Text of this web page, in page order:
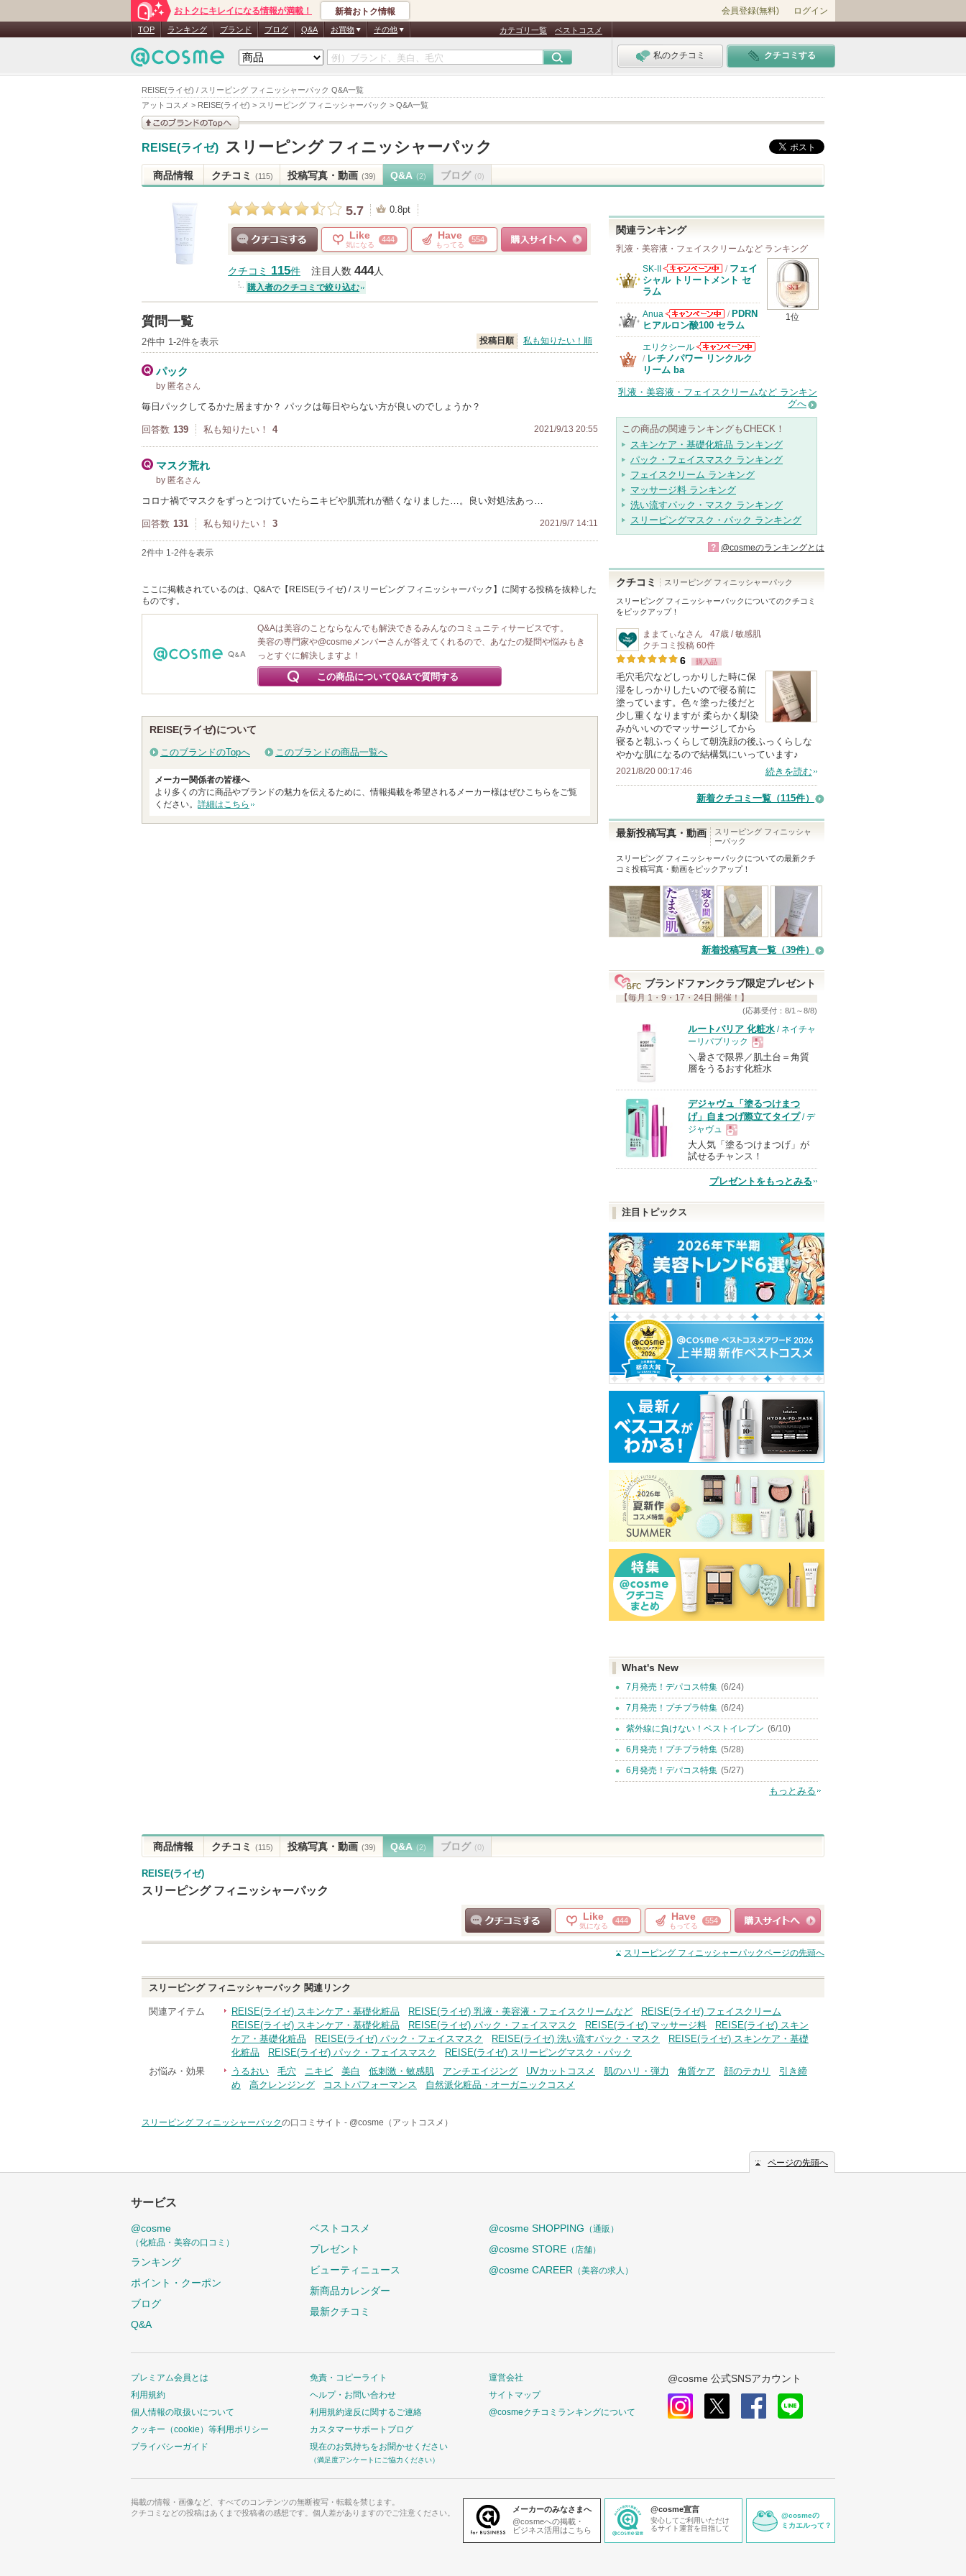
REISE(ライゼ) / スリーピング フィニッシャーパック Q&A一覧
アットコスメ > REISE(ライゼ) > スリーピング フィニッシャーパック > Q&A一覧
おトクにキレイになる情報が満載！ 新着おトク情報 会員登録(無料) ログイン
TOP ランキング ブランド ブログ Q&A お買物 その他 カテゴリ一覧 ベストコスメ
私のクチコミ クチコミする
REISE(ライゼ) スリーピング フィニッシャーパック
商品情報 クチコミ (115) 投稿写真・動画 (39) Q&A (2) ブログ (0)
5.7 0.8pt
Like
気になる
444 Have
もってる
554
クチコミ 115件 注目人数 444人
購入者のクチコミで絞り込む
質問一覧
2件中 1-2件を表示 投稿日順 私も知りたい！順
パック
by 匿名 さん
毎日パックしてるかた居ますか？ パックは毎日やらない方が良いのでしょうか？
回答数 139 私も知りたい！ 4 2021/9/13 20:55
マスク荒れ
by 匿名 さん
コロナ禍でマスクをずっとつけていたらニキビや肌荒れが酷くなりました…。良い対処法あっ…
回答数 131 私も知りたい！ 3 2021/9/7 14:11
2件中 1-2件を表示
ここに掲載されているのは、Q&Aで【REISE(ライゼ) / スリーピング フィニッシャーパック】に関する投稿を抜粋した
ものです。
Q&Aは美容のことならなんでも解決できるみんなのコミュニティサービスです。
美容の専門家や@cosmeメンバーさんが答えてくれるので、あなたの疑問や悩みもき
っとすぐに解決しますよ！
この商品についてQ&Aで質問する
REISE(ライゼ)について
このブランドのTopへ このブランドの商品一覧へ
メーカー関係者の皆様へ
より多くの方に商品やブランドの魅力を伝えるために、情報掲載を希望されるメーカー様はぜひこちらをご覧
ください。 詳細はこちら
関連ランキング
乳液・美容液・フェイスクリームなど ランキング
1位
SK-II
SK-IIからのお
/ フェイ
シャル トリートメント セ
ラム
Anua
Anuaからのお
知らせがありま
す
/ PDRN
ヒアルロン酸100 セラム
エリクシール
エリクシールか
/ レチノパワー リンクルク
リーム ba
乳液・美容液・フェイスクリームなど ランキン
グへ
この商品の関連ランキングもCHECK！
スキンケア・基礎化粧品 ランキング
パック・フェイスマスク ランキング
フェイスクリーム ランキング
マッサージ料 ランキング
洗い流すパック・マスク ランキング
スリーピングマスク・パック ランキング
? @cosmeのランキングとは
クチコミ スリーピング フィニッシャーパック
スリーピング フィニッシャーパック についてのクチコミ
をピックアップ！
ままてぃなさん
47歳 / 敏感肌
クチコミ投稿 60件
6 購入品
毛穴毛穴などしっかりした時に保
湿をしっかりしたいので寝る前に
塗っています。色々塗った後だと
少し重くなりますが 柔らかく馴染
みがいいのでマッサージしてから
寝ると朝ふっくらして朝洗顔の後ふっくらしな
やかな肌になるので結構気にいっています♪
2021/8/20 00:17:46 続きを読む
新着クチコミ一覧 （115件）
最新投稿写真・動画
スリーピング フィニッシャ
ーパック
スリーピング フィニッシャーパック についての最新クチ
コミ投稿写真・動画をピックアップ！
新着投稿写真一覧（39件）
ブランドファンクラブ限定プレゼント
【毎月 1・9・17・24日 開催！】
(応募受付：8/1～8/8)
ルートバリア 化粧水 / ネイチャ
ーリパブリック
現
品
＼暑さで限界／肌土台＝角質
層をうるおす化粧水
デジャヴュ「塗るつけまつ
げ」自まつげ際立てタイプ/ デ
ジャヴュ
現
品
大人気「塗るつけまつげ」が
試せるチャンス！
プレゼントをもっとみる
注目トピックス
What's New
7月発売！デパコス特集 (6/24)
7月発売！プチプラ特集 (6/24)
紫外線に負けない！ベストイレブン (6/10)
6月発売！プチプラ特集 (5/28)
6月発売！デパコス特集 (5/27)
もっとみる
商品情報 クチコミ (115) 投稿写真・動画 (39) Q&A (2) ブログ (0)
REISE(ライゼ)
スリーピング フィニッシャーパック
クチコミする
Like
気になる
444 Have
もってる
554
ショッピングサイト
へ
スリーピング フィニッシャーパックページの先頭へ
スリーピング フィニッシャーパック 関連リンク
関連アイテム REISE(ライゼ) スキンケア・基礎化粧品 REISE(ライゼ) 乳液・美容液・フェイスクリームなど
REISE(ライゼ) フェイスクリーム
REISE(ライゼ) スキンケア・基礎化粧品
REISE(ライゼ) パック・フェイスマスク REISE(ライゼ) マッサージ料
REISE(ライゼ) スキン
ケア・基礎化粧品
REISE(ライゼ) パック・フェイスマスク REISE(ライゼ) 洗い流すパック・マスク
REISE(ライゼ) スキンケア・基礎
化粧品
REISE(ライゼ) パック・フェイスマスク
REISE(ライゼ) スリーピングマスク・パック
お悩み・効果
うるおい 毛穴 ニキビ 美白 低刺激・敏感肌 アンチエイジング UVカットコスメ 肌のハリ・弾力 角質ケア 顔のテカリ
引き締
め
高クレンジング コストパフォーマンス 自然派化粧品・オーガニックコスメ
スリーピング フィニッシャーパックの口コミサイト - @cosme（アットコスメ）
ページの先頭へ
サービス
@cosme
（化粧品・美容の口コミ）
ランキング
ポイント・クーポン
ブログ
Q&A
ベストコスメ
プレゼント
ビューティニュース
新商品カレンダー
最新クチコミ
@cosme SHOPPING （通販）
@cosme STORE （店舗）
@cosme CAREER （美容の求人）
プレミアム会員とは
利用規約
個人情報の取扱いについて
クッキー（cookie）等利用ポリシー
プライバシーガイド
免責・コピーライト
ヘルプ・お問い合わせ
利用規約違反に関するご連絡
カスタマーサポートブログ
現在のお気持ちをお聞かせください
（満足度アンケートにご協力ください）
運営会社
サイトマップ
@cosmeクチコミランキングについて
@cosme 公式SNSアカウント
掲載の情報・画像など、すべてのコンテンツの無断複写・転載を禁じます。
クチコミなどの投稿はあくまで投稿者の感想です。個人差がありますのでご注意ください。
メーカーのみなさまへ
@cosmeへの掲載・
ビジネス活用はこちら
@cosme宣言
安心してご利用いただけ
るサイト運営を目指して
@cosmeの
ミカエルって？